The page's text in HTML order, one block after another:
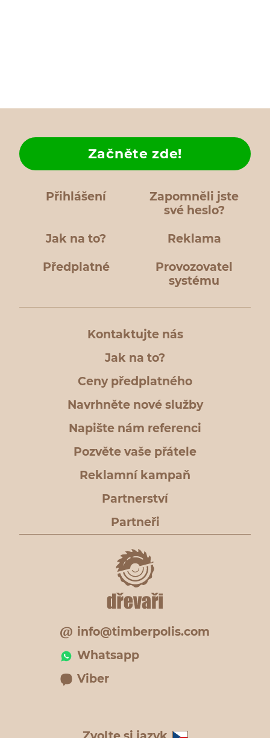
Přihlášení
Zapomněli jste
své heslo?
Jak na to?
Začněte zde!
Reklama
Předplatné
Provozovatel
systému
Kontaktujte nás
Jak na to?
Ceny předplatného
Navrhněte nové služby
Napište nám referenci
Pozvěte vaše přátele
Reklamní kampaň
Partnerství
Partneři
info@timberpolis.com
Whatsapp
Viber